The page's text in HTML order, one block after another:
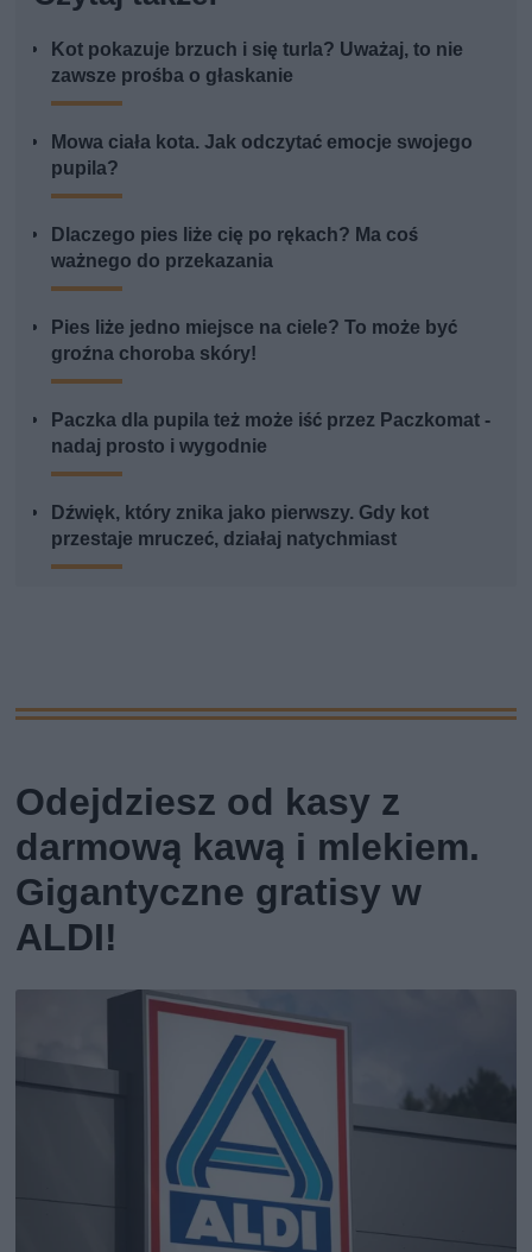
Kot pokazuje brzuch i się turla? Uważaj, to nie
zawsze prośba o głaskanie
Mowa ciała kota. Jak odczytać emocje swojego
pupila?
Dlaczego pies liże cię po rękach? Ma coś
ważnego do przekazania
Pies liże jedno miejsce na ciele? To może być
groźna choroba skóry!
Paczka dla pupila też może iść przez Paczkomat -
nadaj prosto i wygodnie
Dźwięk, który znika jako pierwszy. Gdy kot
przestaje mruczeć, działaj natychmiast
Odejdziesz od kasy z
darmową kawą i mlekiem.
Gigantyczne gratisy w
ALDI!